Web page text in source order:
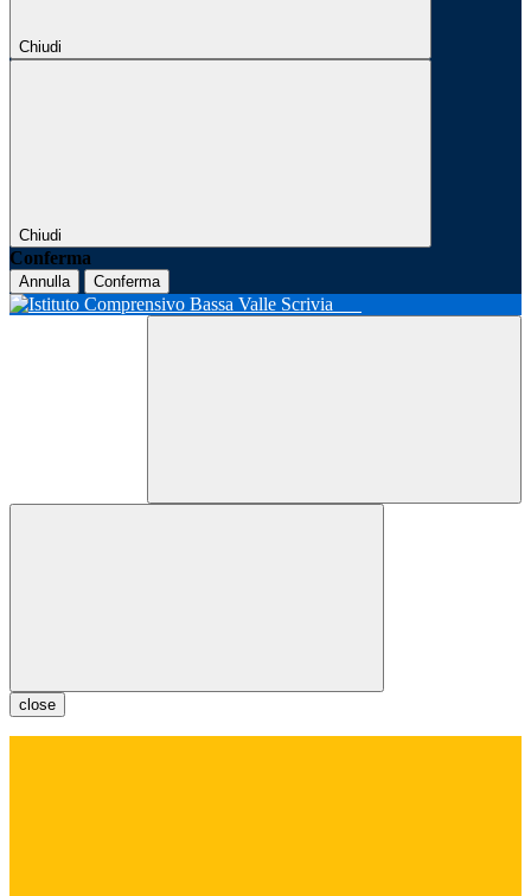
Chiudi
Chiudi
Conferma
Annulla Conferma
close